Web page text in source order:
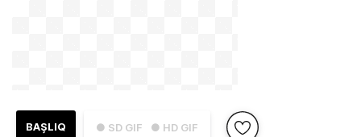
● SD GIF ● HD GIF
BAŞLIQ